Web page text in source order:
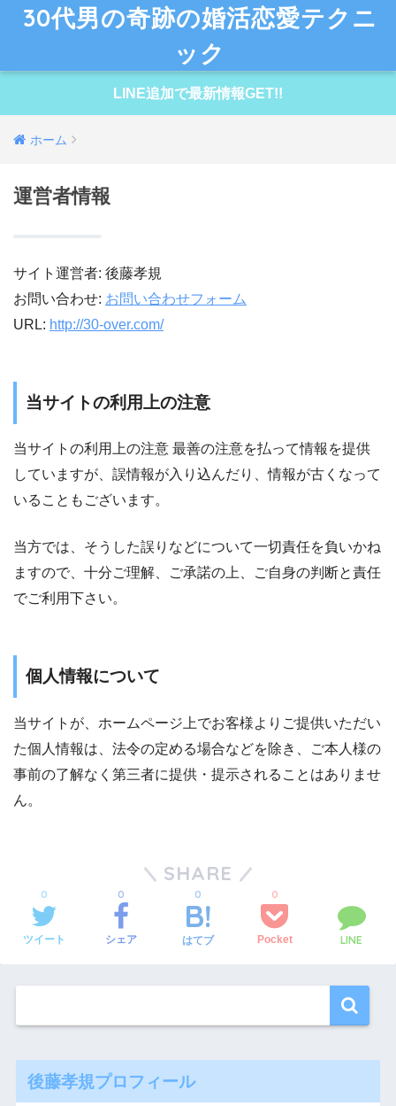
30代男の奇跡の婚活恋愛テクニ
ック
LINE追加で最新情報GET!!
ホーム
運営者情報
サイト運営者: 後藤孝規
お問い合わせ: お問い合わせフォーム
URL: http://30-over.com/
当サイトの利用上の注意
当サイトの利用上の注意 最善の注意を払って情報を提供
していますが、誤情報が入り込んだり、情報が古くなって
いることもございます。
当方では、そうした誤りなどについて一切責任を負いかね
ますので、十分ご理解、ご承諾の上、ご自身の判断と責任
でご利用下さい。
個人情報について
当サイトが、ホームページ上でお客様よりご提供いただい
た個人情報は、法令の定める場合などを除き、ご本人様の
事前の了解なく第三者に提供・提示されることはありませ
ん。
SHARE
ツイート
0
シェア
0
はてブ
0
Pocket
0
LINE
後藤孝規プロフィール